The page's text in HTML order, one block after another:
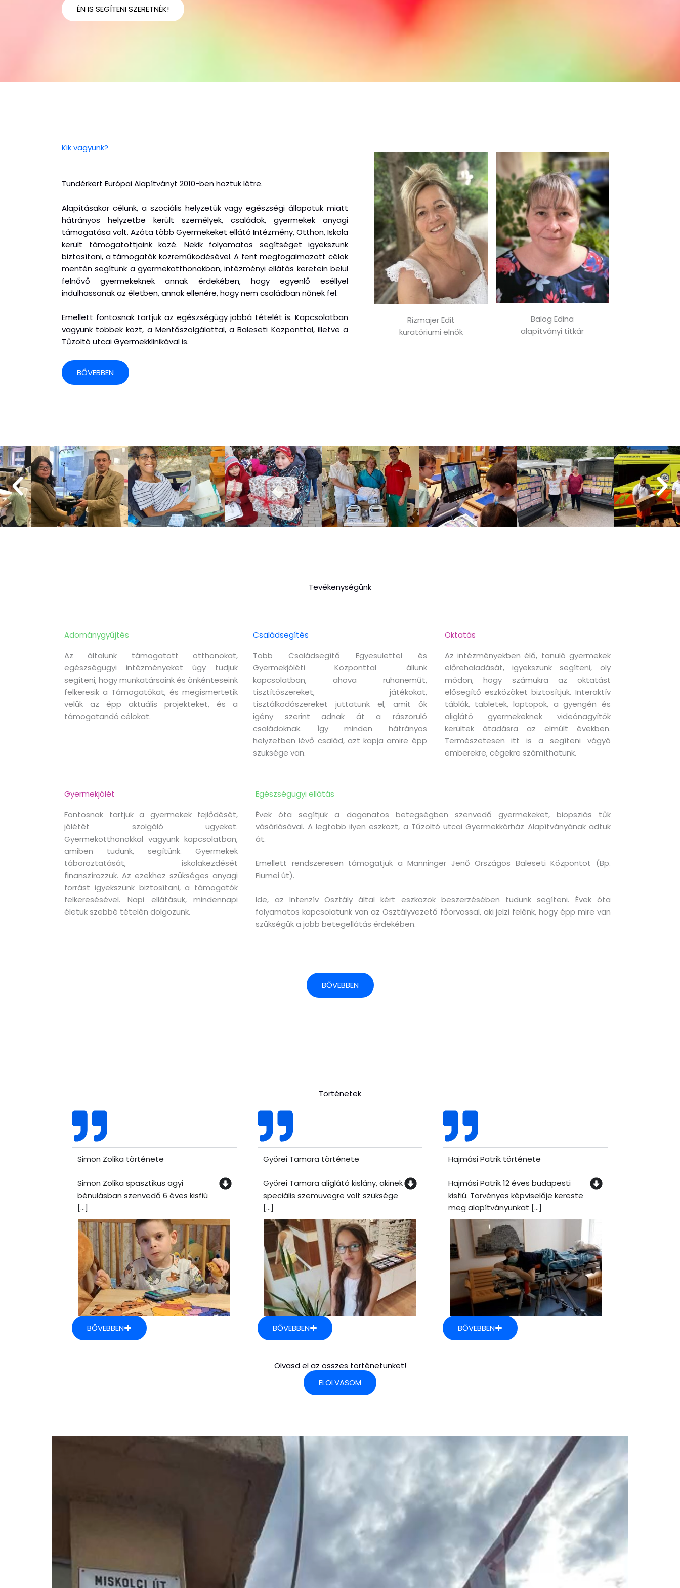
ÉN IS SEGÍTENI SZERETNÉK!
Kik vagyunk?
Tündérkert Európai Alapítványt 2010-ben hoztuk létre.
Alapításakor célunk, a szociális helyzetük vagy egészségi állapotuk miatt
hátrányos helyzetbe került személyek, családok, gyermekek anyagi
támogatása volt. Azóta több Gyermekeket ellátó Intézmény, Otthon, Iskola
került támogatottjaink közé. Nekik folyamatos segítséget igyekszünk
biztosítani, a támogatók közreműködésével. A fent megfogalmazott célok
mentén segítünk a gyermekotthonokban, intézményi ellátás keretein belül
felnővő gyermekeknek annak érdekében, hogy egyenlő eséllyel
indulhassanak az életben, annak ellenére, hogy nem családban nőnek fel.
Emellett fontosnak tartjuk az egészségügy jobbá tételét is. Kapcsolatban
vagyunk többek közt, a Mentőszolgálattal, a Baleseti Központtal, illetve a
Tűzoltó utcai Gyermekklinikával is.
BŐVEBBEN
Rizmajer Edit
kuratóriumi elnök
Balog Edina
alapítványi titkár
Tevékenységünk
Adománygyűjtés
Az általunk támogatott otthonokat,
egészségügyi intézményeket úgy tudjuk
segíteni, hogy munkatársaink és önkénteseink
felkeresik a Támogatókat, és megismertetik
velük az épp aktuális projekteket, és a
támogatandó célokat.
Családsegítés
Több Családsegítő Egyesülettel és
Gyermekjóléti Központtal állunk
kapcsolatban, ahova ruhaneműt,
tisztítószereket, játékokat,
tisztálkodószereket juttatunk el, amit ők
igény szerint adnak át a rászoruló
családoknak. Így minden hátrányos
helyzetben lévő család, azt kapja amire épp
szüksége van.
Oktatás
Az intézményekben élő, tanuló gyermekek
előrehaladását, igyekszünk segíteni, oly
módon, hogy számukra az oktatást
elősegítő eszközöket biztosítjuk. Interaktív
táblák, tabletek, laptopok, a gyengén és
aliglátó gyermekeknek videónagyítók
kerültek átadásra az elmúlt években.
Természetesen itt is a segíteni vágyó
emberekre, cégekre számíthatunk.
Gyermekjólét
Fontosnak tartjuk a gyermekek fejlődését,
jólétét szolgáló ügyeket.
Gyermekotthonokkal vagyunk kapcsolatban,
amiben tudunk, segítünk. Gyermekek
táboroztatását, iskolakezdését
finanszírozzuk. Az ezekhez szükséges anyagi
forrást igyekszünk biztosítani, a támogatók
felkeresésével. Napi ellátásuk, mindennapi
életük szebbé tételén dolgozunk.
Egészségügyi ellátás
Évek óta segítjük a daganatos betegségben szenvedő gyermekeket, biopsziás tűk
vásárlásával. A legtöbb ilyen eszközt, a Tűzoltó utcai Gyermekkórház Alapítványának adtuk
át.
Emellett rendszeresen támogatjuk a Manninger Jenő Országos Baleseti Központot (Bp.
Fiumei út).
Ide, az Intenzív Osztály által kért eszközök beszerzésében tudunk segíteni. Évek óta
folyamatos kapcsolatunk van az Osztályvezető főorvossal, aki jelzi felénk, hogy épp mire van
szükségük a jobb betegellátás érdekében.
BŐVEBBEN
Történetek
Simon Zolika története
Simon Zolika spasztikus agyi
bénulásban szenvedő 6 éves kisfiú
[...]
BŐVEBBEN
Györei Tamara története
Györei Tamara aliglátó kislány, akinek
speciális szemüvegre volt szüksége
[...]
BŐVEBBEN
Hajmási Patrik története
Hajmási Patrik 12 éves budapesti
kisfiú. Törvényes képviselője kereste
meg alapítványunkat [...]
BŐVEBBEN
Olvasd el az összes történetünket!
ELOLVASOM